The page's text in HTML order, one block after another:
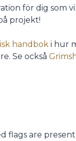
för dig som
projekt!
handbok i hur
Se också
flags are